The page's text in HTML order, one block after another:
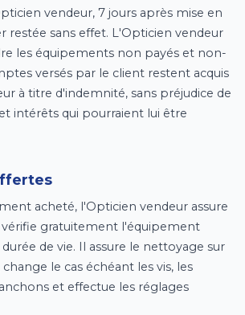
vendeur, 7 jours après mise en
restée sans effet. L'Opticien vendeur
les équipements non payés et non-
versés par le client restent acquis
à titre d'indemnité, sans préjudice de
intérêts qui pourraient lui être
acheté, l'Opticien vendeur assure
vérifie gratuitement l'équipement
de vie. Il assure le nettoyage sur
le cas échéant les vis, les
et effectue les réglages